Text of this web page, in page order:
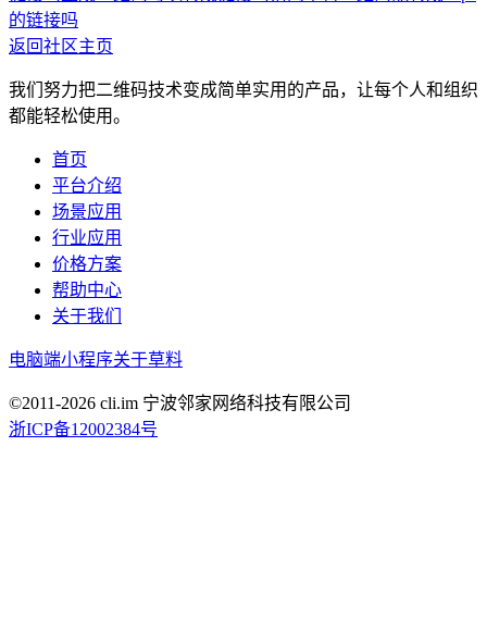
的链接吗
返回社区主页
我们努力把二维码技术变成简单实用的产品，让每个人和组织
都能轻松使用。
首页
平台介绍
场景应用
行业应用
价格方案
帮助中心
关于我们
电脑端小程序关于草料
©2011-2026 cli.im 宁波邻家网络科技有限公司
浙ICP备12002384号